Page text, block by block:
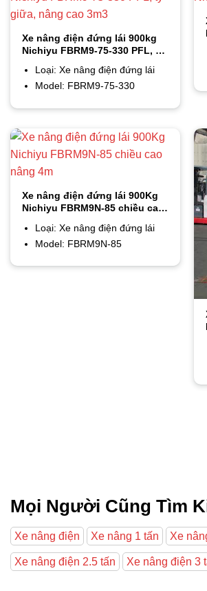
Xe nâng điện đứng lái 900kg
Nichiyu FBRM9-75-330 PFL, ty
Loại: Xe nâng điện đứng lái
Model: FBRM9-75-330
Xe nâng điện đứng lái 900Kg
Nichiyu FBRM9N-85 chiều cao
Loại: Xe nâng điện đứng lái
Model: FBRM9N-85
Mọi Người Cũng Tìm
Xe nâng điện Xe nâng 1 tấn Xe
Xe nâng điện 2.5 tấn Xe nâng điện 3